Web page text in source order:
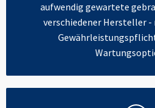
aufwendig gewartete
verschiedener Hersteller